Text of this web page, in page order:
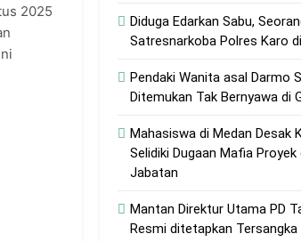
Berantas Narkoba
Begal dan Geng Motor
Haloho Belum Serius Berantas
2025
Diduga Edarkan Sabu,
Satresnarkoba Polres Karo
Pendaki Wanita asal Darmo
Ditemukan Tak Bernyawa di
Mahasiswa di Medan Desak
Selidiki Dugaan Mafia Proyek
Jabatan
Mantan Direktur Utama PD
Resmi ditetapkan Tersangka